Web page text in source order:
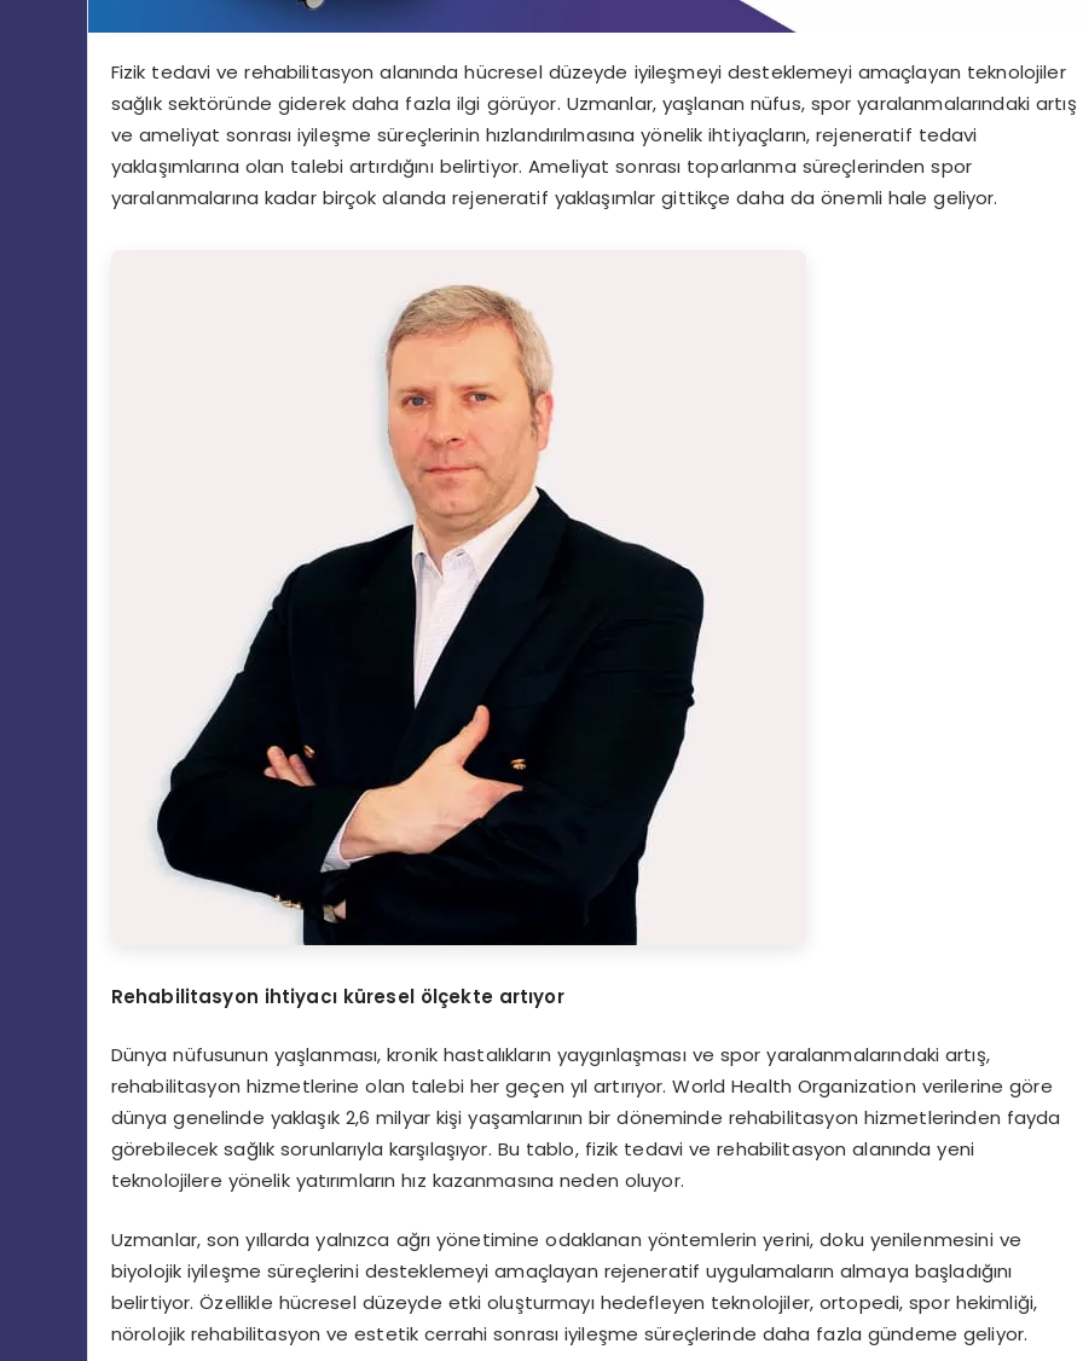
Fizik tedavi ve rehabilitasyon alanında hücresel düzeyde iyileşmeyi desteklemeyi amaçlayan teknolojiler
sağlık sektöründe giderek daha fazla ilgi görüyor. Uzmanlar, yaşlanan nüfus, spor yaralanmalarındaki artış
ve ameliyat sonrası iyileşme süreçlerinin hızlandırılmasına yönelik ihtiyaçların, rejeneratif tedavi
yaklaşımlarına olan talebi artırdığını belirtiyor. Ameliyat sonrası toparlanma süreçlerinden spor
yaralanmalarına kadar birçok alanda rejeneratif yaklaşımlar gittikçe daha da önemli hale geliyor.
Rehabilitasyon ihtiyacı küresel ölçekte artıyor
Dünya nüfusunun yaşlanması, kronik hastalıkların yaygınlaşması ve spor yaralanmalarındaki artış,
rehabilitasyon hizmetlerine olan talebi her geçen yıl artırıyor. World Health Organization verilerine göre
dünya genelinde yaklaşık 2,6 milyar kişi yaşamlarının bir döneminde rehabilitasyon hizmetlerinden fayda
görebilecek sağlık sorunlarıyla karşılaşıyor. Bu tablo, fizik tedavi ve rehabilitasyon alanında yeni
teknolojilere yönelik yatırımların hız kazanmasına neden oluyor.
Uzmanlar, son yıllarda yalnızca ağrı yönetimine odaklanan yöntemlerin yerini, doku yenilenmesini ve
biyolojik iyileşme süreçlerini desteklemeyi amaçlayan rejeneratif uygulamaların almaya başladığını
belirtiyor. Özellikle hücresel düzeyde etki oluşturmayı hedefleyen teknolojiler, ortopedi, spor hekimliği,
nörolojik rehabilitasyon ve estetik cerrahi sonrası iyileşme süreçlerinde daha fazla gündeme geliyor.